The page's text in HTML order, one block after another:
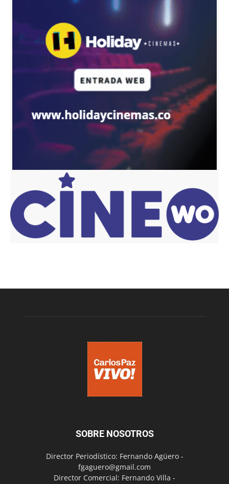
SOBRE NOSOTROS
Director Periodístico: Fernando Agüero -
fgaguero@gmail.com
Director Comercial: Fernando Villa -